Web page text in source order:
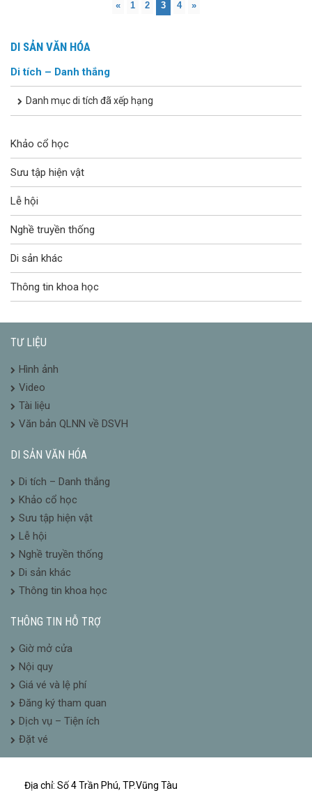
« 1 2 3 4 »
DI SẢN VĂN HÓA
Di tích – Danh thắng
Danh mục di tích đã xếp hạng
Khảo cổ học
Sưu tập hiện vật
Lễ hội
Nghề truyền thống
Di sản khác
Thông tin khoa học
TƯ LIỆU
Hình ảnh
Video
Tài liệu
Văn bản QLNN về DSVH
DI SẢN VĂN HÓA
Di tích – Danh thắng
Khảo cổ học
Sưu tập hiện vật
Lễ hội
Nghề truyền thống
Di sản khác
Thông tin khoa học
THÔNG TIN HỖ TRỢ
Giờ mở cửa
Nội quy
Giá vé và lệ phí
Đăng ký tham quan
Dịch vụ – Tiện ích
Đặt vé
Địa chỉ: Số 4 Trần Phú, TP.Vũng Tàu